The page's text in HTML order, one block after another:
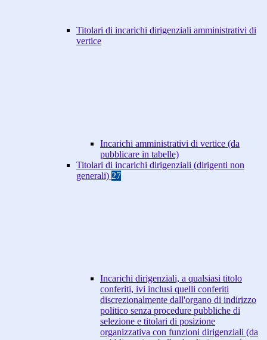
Titolari di incarichi dirigenziali amministrativi di
vertice
Incarichi amministrativi di vertice (da
pubblicare in tabelle)
Titolari di incarichi dirigenziali (dirigenti non
generali) 27
Incarichi dirigenziali, a qualsiasi titolo
conferiti, ivi inclusi quelli conferiti
discrezionalmente dall'organo di indirizzo
politico senza procedure pubbliche di
selezione e titolari di posizione
organizzativa con funzioni dirigenziali (da